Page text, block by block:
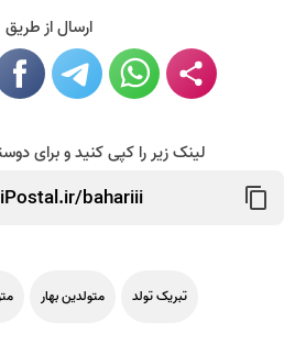
ارسال از طریق
لینک زیر را کپی کنید و برای
تبریک تولد متولدین بهار